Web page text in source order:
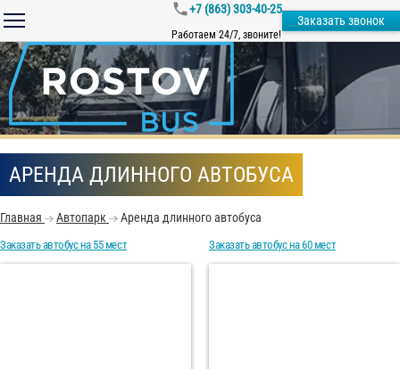
+7 (863) 303-40-25
Работаем 24/7, звоните!
Заказать звонок
АРЕНДА ДЛИННОГО АВТОБУСА
Главная Автопарк Аренда длинного автобуса
Заказать автобус на 55 мест Заказать автобус на 60 мест